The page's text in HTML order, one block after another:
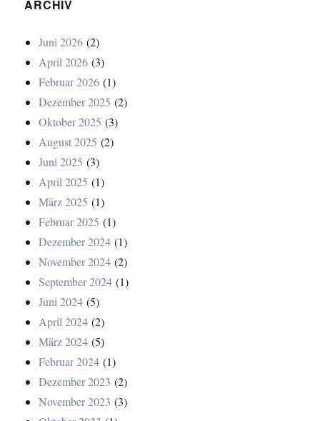
ARCHIV
Juni 2026 (2)
April 2026 (3)
Februar 2026 (1)
Dezember 2025 (2)
Oktober 2025 (3)
August 2025 (2)
Juni 2025 (3)
April 2025 (1)
März 2025 (1)
Februar 2025 (1)
Dezember 2024 (1)
November 2024 (2)
September 2024 (1)
Juni 2024 (5)
April 2024 (2)
März 2024 (5)
Februar 2024 (1)
Dezember 2023 (2)
November 2023 (3)